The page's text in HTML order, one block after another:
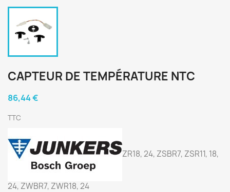
CAPTEUR DE TEMPÉRATURE NTC
86,44 €
TTC
ZR18, 24, ZSBR7, ZSR11, 18,
24, ZWBR7, ZWR18, 24